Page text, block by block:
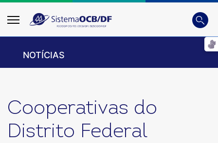
Busca
NOTÍCIAS
Cooperativas do
Distrito Federal